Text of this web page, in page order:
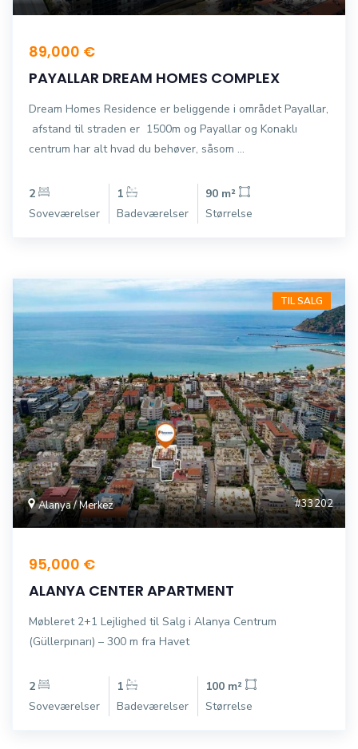
89,000 €
PAYALLAR DREAM HOMES COMPLEX
Dream Homes Residence er beliggende i området Payallar,
afstand til straden er 1500m og Payallar og Konaklı
centrum har alt hvad du behøver, såsom ...
2
Soveværelser
1
Badeværelser
90 m²
Størrelse
TIL SALG
Alanya / Merkez #33202
95,000 €
ALANYA CENTER APARTMENT
Møbleret 2+1 Lejlighed til Salg i Alanya Centrum
(Güllerpınarı) – 300 m fra Havet
2
Soveværelser
1
Badeværelser
100 m²
Størrelse